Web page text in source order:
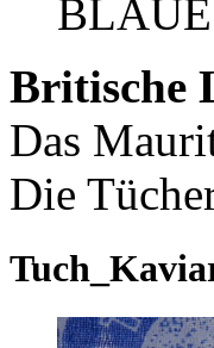
Britische
Das
Die